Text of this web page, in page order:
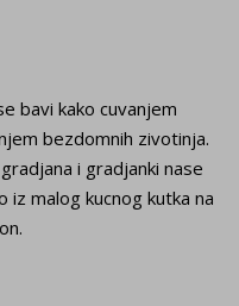
bavi kako cuvanjem
bezdomnih zivotinja.
i gradjanki nase
iz malog kucnog kutka na